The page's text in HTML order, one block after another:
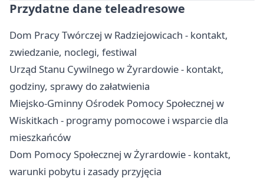
Przydatne dane teleadresowe
Dom Pracy Twórczej w Radziejowicach - kontakt,
zwiedzanie, noclegi, festiwal
Urząd Stanu Cywilnego w Żyrardowie - kontakt,
godziny, sprawy do załatwienia
Miejsko-Gminny Ośrodek Pomocy Społecznej w
Wiskitkach - programy pomocowe i wsparcie dla
mieszkańców
Dom Pomocy Społecznej w Żyrardowie - kontakt,
warunki pobytu i zasady przyjęcia